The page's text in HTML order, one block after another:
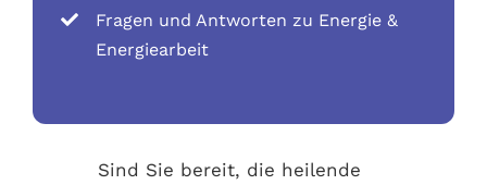
Fragen und Antworten zu Energie &
Energiearbeit
Sind Sie bereit, die heilende